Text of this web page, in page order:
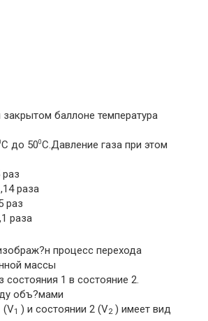
закрытом баллоне температура
С до 500С.Давление газа при этом
раз
раза
раз
раза
процесс перехода
массы
состояния 1 в состояние 2.
объ?мами
(V1 ) и состоянии 2 (V2 ) имеет вид